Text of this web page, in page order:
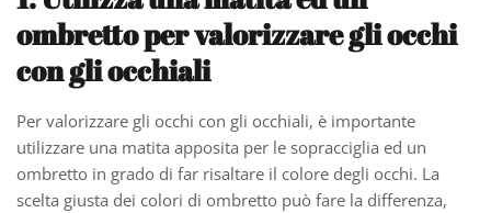
ombretto per valorizzare gli occhi
con gli occhiali
Per valorizzare gli occhi con gli occhiali, è importante
utilizzare una matita apposita per le sopracciglia ed un
ombretto in grado di far risaltare il colore degli occhi. La
scelta giusta dei colori di ombretto può fare la differenza,